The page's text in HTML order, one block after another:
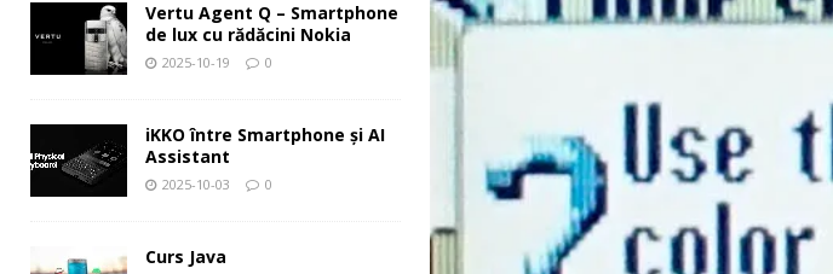
Vertu Agent Q – Smartphone
de lux cu rădăcini Nokia
2025-10-19 0
iKKO între Smartphone și AI
Assistant
2025-10-03 0
Curs Java